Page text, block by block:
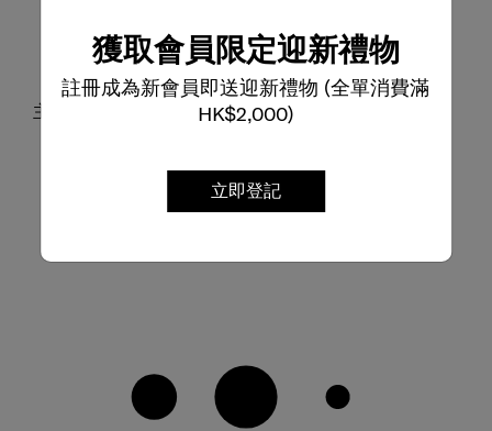
獲取會員限定迎新禮物
註冊成為新會員即送迎新禮物 (全單消費滿
HK$2,000)
立即登記
主隔層內設插袋及網狀拉鍊袋，方便有序收納